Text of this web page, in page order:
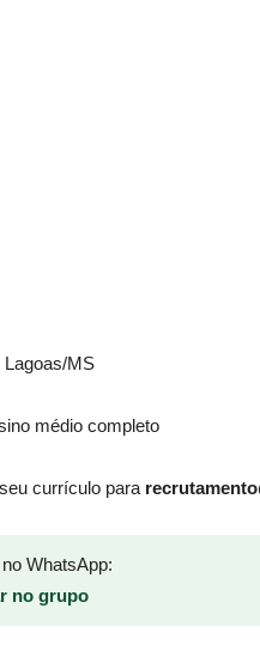
Lagoas/MS
médio completo
currículo para
WhatsApp:
no grupo